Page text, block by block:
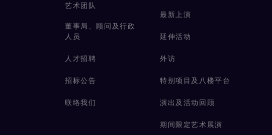
艺术团队
董事局、顾问及行政
人员
人才招聘
招标公告
联络我们
最新上演
延伸活动
外访
特别项目及八楼平台
演出及活动回顾
期间限定艺术展演